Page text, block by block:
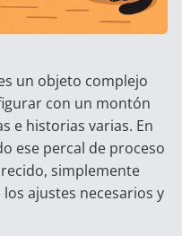
un objeto complejo
con un montón
e historias varias. En
ese percal de proceso
simplemente
ajustes necesarios y